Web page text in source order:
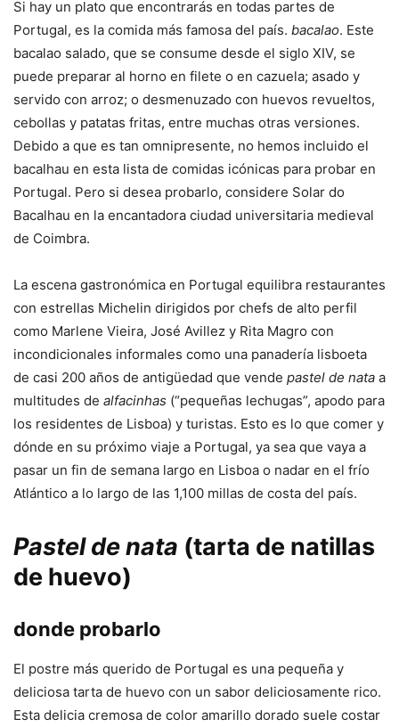
Si hay un plato que encontrarás en todas partes de
Portugal, es la comida más famosa del país. bacalao. Este
bacalao salado, que se consume desde el siglo XIV, se
puede preparar al horno en filete o en cazuela; asado y
servido con arroz; o desmenuzado con huevos revueltos,
cebollas y patatas fritas, entre muchas otras versiones.
Debido a que es tan omnipresente, no hemos incluido el
bacalhau en esta lista de comidas icónicas para probar en
Portugal. Pero si desea probarlo, considere Solar do
Bacalhau en la encantadora ciudad universitaria medieval
de Coimbra.
La escena gastronómica en Portugal equilibra restaurantes
con estrellas Michelin dirigidos por chefs de alto perfil
como Marlene Vieira, José Avillez y Rita Magro con
incondicionales informales como una panadería lisboeta
de casi 200 años de antigüedad que vende pastel de nata a
multitudes de alfacinhas (“pequeñas lechugas”, apodo para
los residentes de Lisboa) y turistas. Esto es lo que comer y
dónde en su próximo viaje a Portugal, ya sea que vaya a
pasar un fin de semana largo en Lisboa o nadar en el frío
Atlántico a lo largo de las 1,100 millas de costa del país.
Pastel de nata (tarta de natillas
de huevo)
donde probarlo
El postre más querido de Portugal es una pequeña y
deliciosa tarta de huevo con un sabor deliciosamente rico.
Esta delicia cremosa de color amarillo dorado suele costar